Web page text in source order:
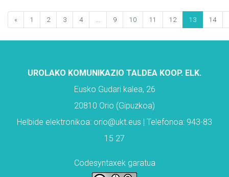
« 1 2 3 4 ... 9 10 11 12 13 14
UROLAKO KOMUNIKAZIO TALDEA KOOP. ELK.
Eusko Gudari kalea, 26
20810 Orio (Gipuzkoa)
Helbide elektronikoa: orio@ukt.eus | Telefonoa: 943-83
15 27
Codesyntaxek garatua